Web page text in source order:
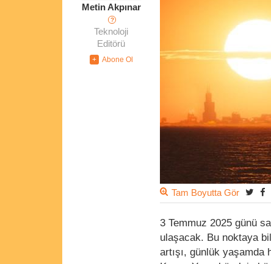
Metin Akpınar
?
Teknoloji
Editörü
Tam Boyutta Gör
3 Temmuz 2025 günü
ulaşacak. Bu noktaya
artışı, günlük yaşamda